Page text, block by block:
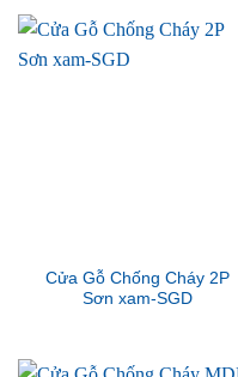
Cửa Gỗ Chống Cháy 2P
Sơn xam-SGD